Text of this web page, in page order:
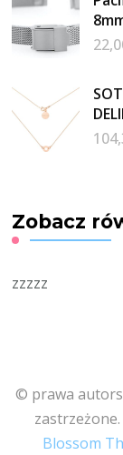
Zobacz
zzzzz
© prawa
zastrzeżone.
Blossom